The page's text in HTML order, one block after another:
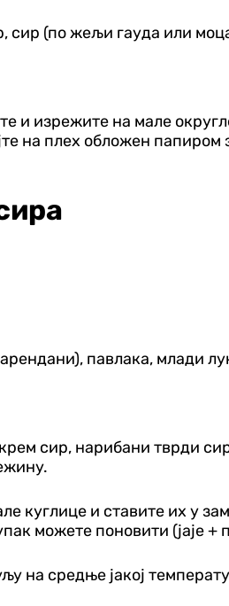
сир (по жељи гауда или
и изрежите на мале
на плех обложен папиром
павлака, млади
сир, нарибани тврди
куглице и ставите их у
можете поновити (јаје
на средње јакој